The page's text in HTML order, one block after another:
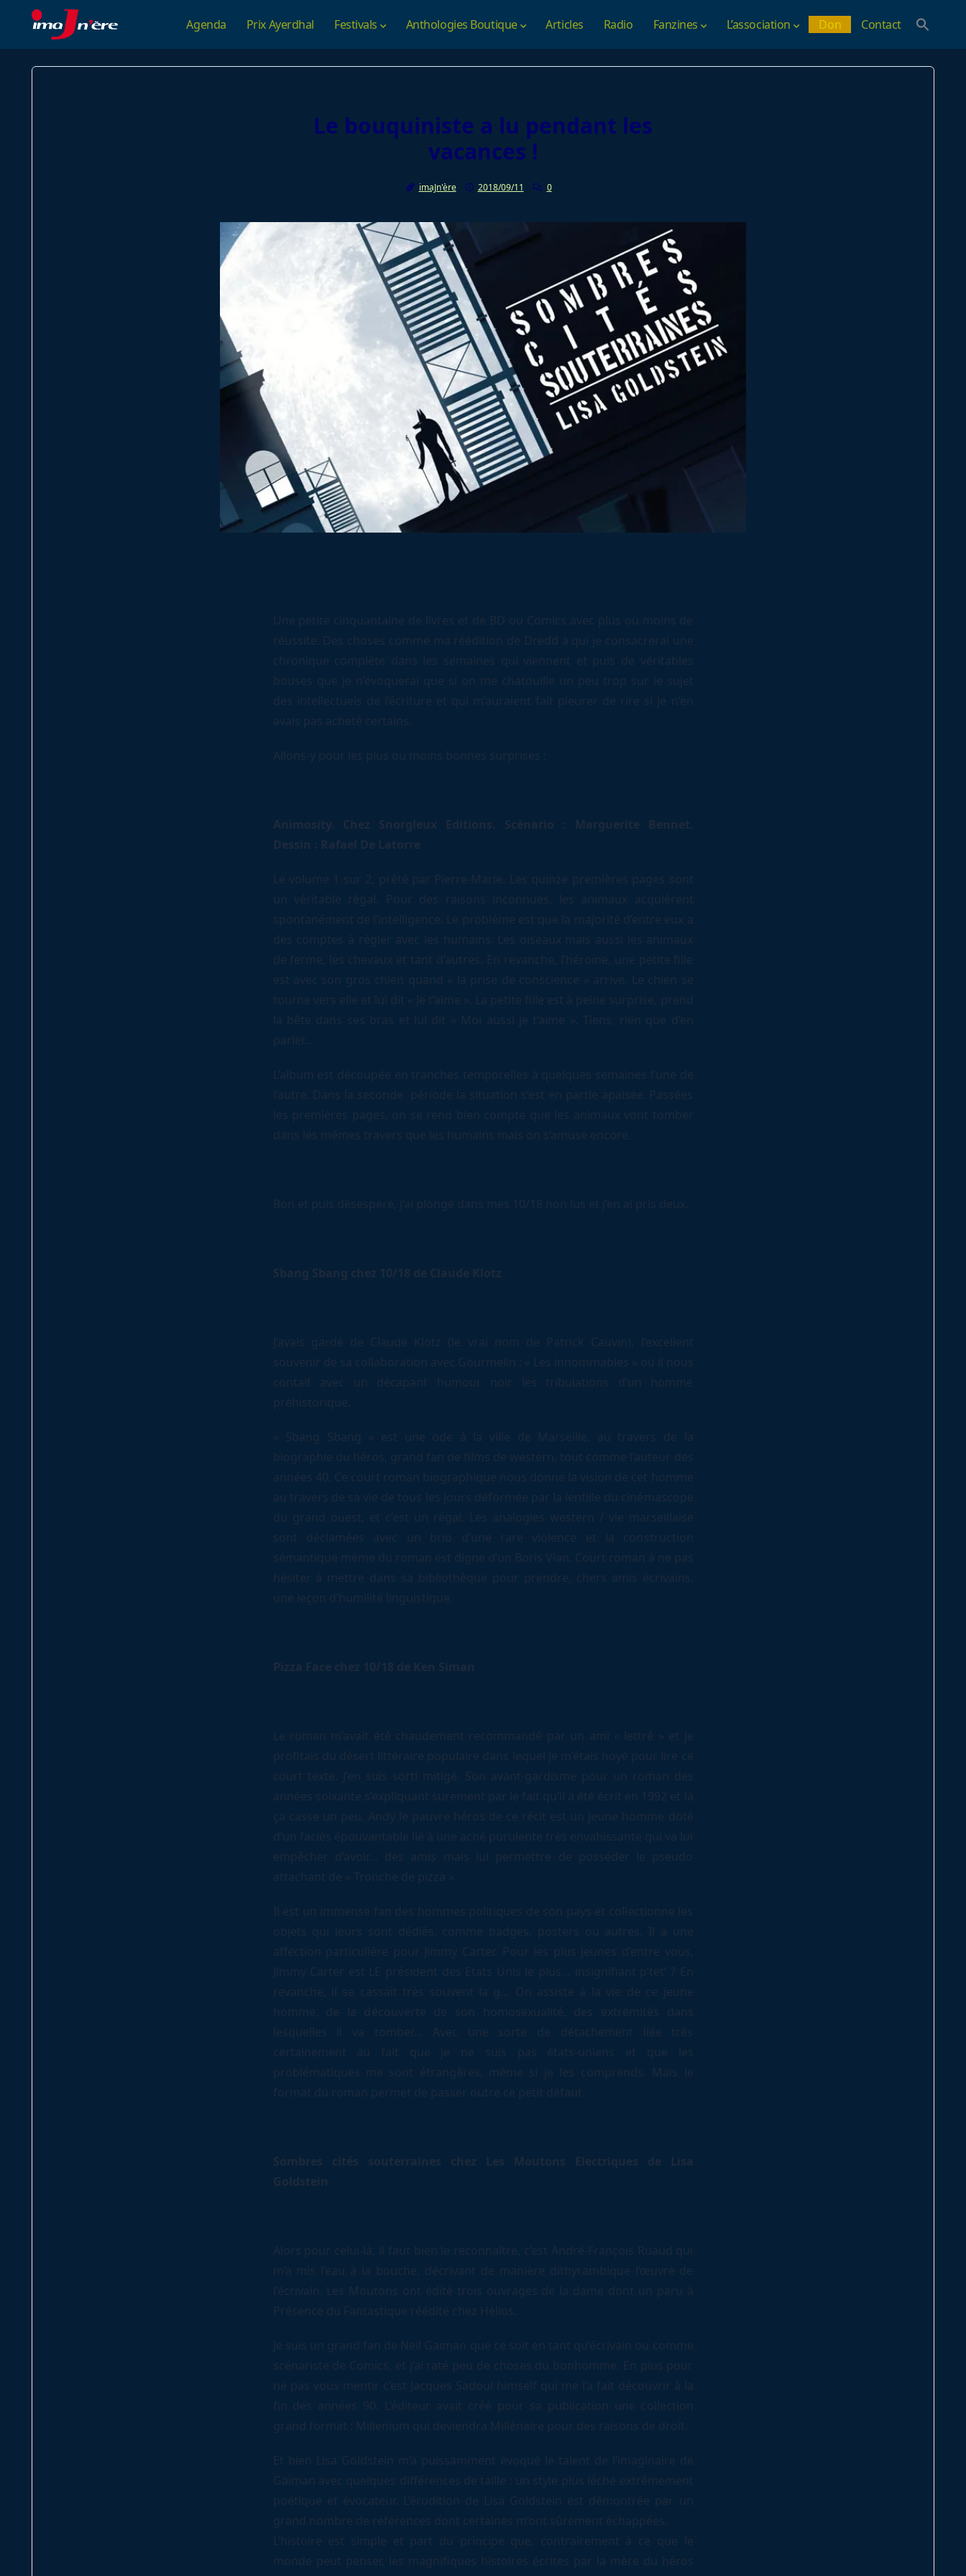
Agenda Prix Ayerdhal Festivals Anthologies Boutique Articles Radio Fanzines L’association Don Contact
Le bouquiniste a lu pendant les
vacances !
imaJn'ère 2018/09/11 0
Une petite cinquantaine de livres et de BD ou Comics avec plus ou moins de
réussite. Des choses comme ma réédition de Dredd à qui je consacrerai une
chronique complète dans les semaines qui viennent et puis de véritables
bouses que je n’évoquerai que si on me chatouille un peu trop sur le sujet
des intellectuels de l’écriture et qui m’auraient fait pleurer de rire si je n’en
avais pas acheté certains.
Allons-y pour les plus ou moins bonnes surprises :
Animosity. Chez Snorgleux Editions. Scénario : Marguerite Bennet.
Dessin : Rafael De Latorre
Le volume 1 sur 2, prêté par Pierre-Marie. Les quinze premières pages sont
un véritable régal. Pour des raisons inconnues, les animaux acquièrent
spontanément de l’intelligence. Le problème est que la majorité d’entre eux a
des comptes à régler avec les humains. Les oiseaux mais aussi les animaux
de ferme, les chevaux et tant d’autres. En revanche, l’héroïne, une petite fille
est avec son gros chien quand « la prise de conscience » arrive. Le chien se
tourne vers elle et lui dit « Je t’aime ». La petite fille est à peine surprise, prend
la bête dans ses bras et lui dit « Moi aussi je t’aime ». Tiens, rien que d’en
parler…
L’album est découpée en tranches temporelles à quelques semaines l’une de
l’autre. Dans la seconde période la situation s’est en partie apaisée. Passées
les premières pages, on se rend bien compte que les animaux vont tomber
dans les mêmes travers que les humains mais on s’amuse encore.
Bon et puis désespéré, j’ai plongé dans mes 10/18 non lus et j’en ai pris deux.
Sbang Sbang chez 10/18 de Claude Klotz
J’avais gardé de Claude Klotz (le vrai nom de Patrick Cauvin), l’excellent
souvenir de sa collaboration avec Gourmelin : « Les innommables » où il nous
contait avec un décapant humour noir les tribulations d’un homme
préhistorique.
« Sbang Sbang » est une ode à la ville de Marseille, au travers de la
biographie du héros, grand fan de films de western, tout comme l’auteur des
années 40. Ce court roman biographique nous donne la vision de cet homme
au travers de sa vie de tous les jours déformée par la lentille du cinémascope
du grand ouest, et c’est un régal. Les analogies western / vie marseillaise
sont déclamées avec un brio d’une rare violence et la construction
sémantique même du roman est digne d’un Boris Vian. Court roman à ne pas
hésiter à mettre dans sa bibliothèque pour prendre, chers amis écrivains,
une leçon d’humilité linguistique.
Pizza Face chez 10/18 de Ken Siman
Le roman m’avait été chaudement recommandé par un ami « lettré » et je
profitais du désert littéraire populaire dans lequel je m’étais noyé pour lire ce
court texte. J’en suis sorti mitigé. Son avant-gardisme pour un roman des
années soixante s’expliquant surement par le fait qu’il a été écrit en 1992 et là
ça casse un peu. Andy le pauvre héros de ce récit est un jeune homme doté
d’un faciès épouvantable lié à une acné purulente très envahissante qui va lui
empêcher d’avoir… des amis mais lui permettre de posséder le pseudo
attachant de « Tronche de pizza ».
Il est un immense fan des hommes politiques de son pays et collectionne les
objets qui leurs sont dédiés, comme badges, posters ou autres. Il a une
affection particulière pour Jimmy Carter. Pour les plus jeunes d’entre vous,
Jimmy Carter est LE président des Etats Unis le plus… insignifiant p’tet’ ? En
revanche, il se cassait très souvent la g… On assiste à la vie de ce jeune
homme, de la découverte de son homosexualité, des extrémités dans
lesquelles il va tomber… Avec une sorte de détachement liée très
certainement au fait que je ne suis pas états-uniens et que les
problématiques me sont étrangères, même si je les comprends. Mais le
format du roman permet de passer outre ce petit défaut.
Sombres cités souterraines chez Les Moutons Electriques de Lisa
Goldstein
Alors pour celui-là, il faut bien le reconnaître, c’est André-François Ruaud qui
m’a mis l’eau à la bouche, décrivant de manière dithyrambique l’œuvre de
l’écrivain. Les Moutons ont édité trois ouvrages de la dame dont un paru à
Présence du Fantastique réédité chez Hélios.
Je suis un grand fan de Neil Gaïman que ce soit en tant qu’écrivain ou comme
scénariste de Comics, et j’ai raté peu de choses du bonhomme. En plus pour
ne pas vous mentir c’est Jacques Sadoul himself qui me l’a fait découvrir à la
fin des années 90. L’éditeur avait créé pour sa publication une collection
grand format : Millenium qui deviendra Millénaire pour des raisons de droit.
Et bien Lisa Goldstein m’a puissamment évoqué le talent de l’imaginaire de
Gaiman avec quelques différences de taille : un style plus léché extrêmement
poétique et évocateur. L’érudition de Lisa Goldstein est démontrée par un
grand nombre de références dont certaines m’ont sûrement échappées.
L’histoire est simple et part du principe que, contrairement à ce que le
monde peut penser, les magnifiques histoires écrites par la mère du héros